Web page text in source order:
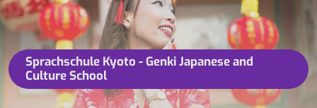
Sprachschule Kyoto - Genki Japanese and
Culture School